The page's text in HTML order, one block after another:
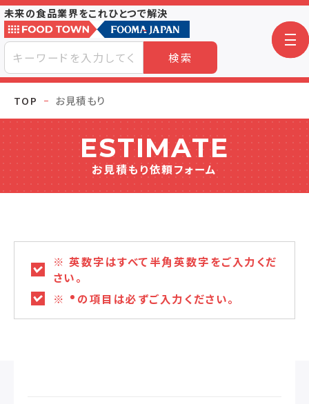
未来の食品業界をこれひとつで解決
検索
TOP お見積もり
ESTIMATE
お見積もり依頼フォーム
※ 英数字はすべて半角英数字をご入力くだ
さい。
※ の項目は必ずご入力ください。